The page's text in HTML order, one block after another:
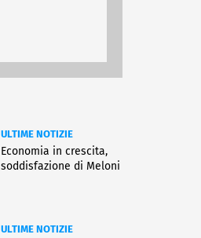
ULTIME NOTIZIE
Economia in crescita,
soddisfazione di Meloni
ULTIME NOTIZIE